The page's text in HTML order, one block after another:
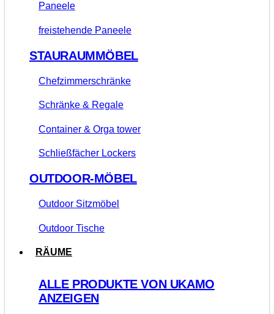
Paneele
freistehende Paneele
STAURAUMMÖBEL
Chefzimmerschränke
Schränke & Regale
Container & Orga tower
Schließfächer Lockers
OUTDOOR-MÖBEL
Outdoor Sitzmöbel
Outdoor Tische
RÄUME
ALLE PRODUKTE VON UKAMO
ANZEIGEN